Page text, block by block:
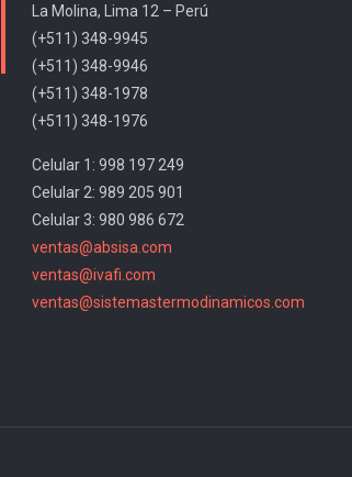
La Molina, Lima 12 – Perú
(+511) 348-9945
(+511) 348-9946
(+511) 348-1978
(+511) 348-1976
Celular 1: 998 197 249
Celular 2: 989 205 901
Celular 3: 980 986 672
ventas@absisa.com
ventas@ivafi.com
ventas@sistemastermodinamicos.com